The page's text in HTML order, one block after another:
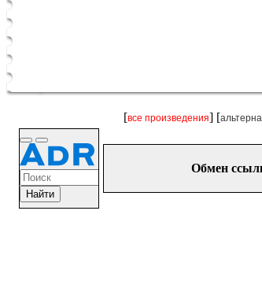
[все произведения] [
Обмен